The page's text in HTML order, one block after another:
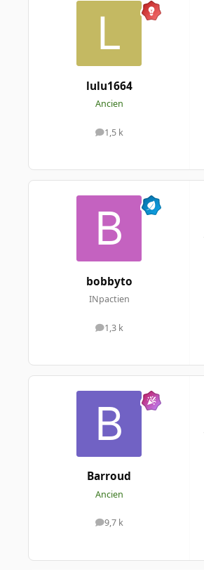
lulu1664
Ancien
1,5 k
messages
bobbyto
INpactien
1,3 k
messages
Barroud
Ancien
9,7 k
messages